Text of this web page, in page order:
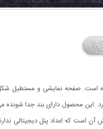
ندارد .این محصول دارای بند جدا
که اعداد پنل دیجیتالی